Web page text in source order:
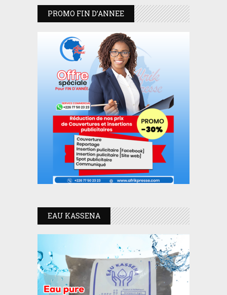
PROMO FIN D’ANNEE
EAU KASSENA